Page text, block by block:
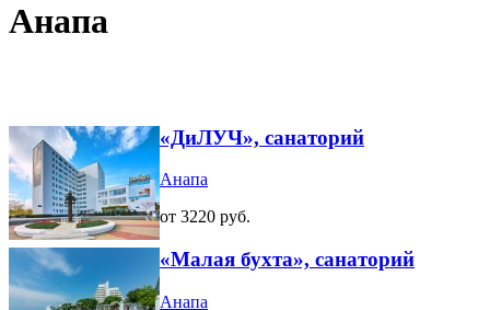
Анапа
«ДиЛУЧ», санаторий
Анапа
от 3220 руб.
«Малая бухта», санаторий
Анапа